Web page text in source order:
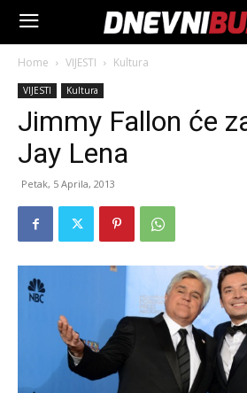
Home VIJESTI Kultura
VIJESTI Kultura
Jimmy Fallon će
Jay Lena
Petak, 5 Aprila, 2013